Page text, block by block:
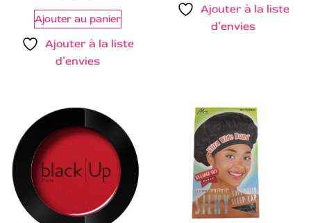
Ajouter au panier
Ajouter à la liste
d’envies
Ajouter à la liste
d’envies